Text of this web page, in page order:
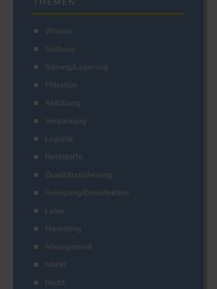
Wasser
Sudhaus
Gärung/Lagerung
Filtration
Abfüllung
Verpackung
Logistik
Reststoffe
Qualitätssicherung
Reinigung/Desinfektion
Labor
Marketing
Management
Markt
Recht